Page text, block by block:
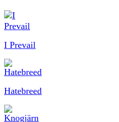
I Prevail
Hatebreed